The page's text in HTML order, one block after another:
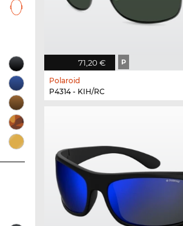
71,20 € P
Polaroid
P4314 - KIH/RC